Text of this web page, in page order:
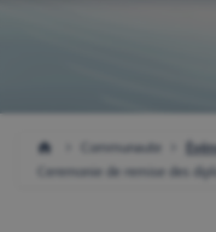
Communaute
Ceremonie de remise des